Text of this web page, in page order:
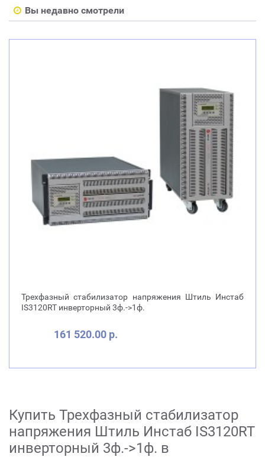
Вы недавно смотрели
Трехфазный стабилизатор напряжения Штиль Инстаб
IS3120RT инверторный 3ф.->1ф.
161 520.00 р.
Купить Трехфазный стабилизатор
напряжения Штиль Инстаб IS3120RT
инверторный 3ф.->1ф. в